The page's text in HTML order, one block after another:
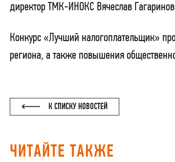
директор ТМК-ИНОКС Вячеслав
Конкурс «Лучший налогоплательщик»
региона, а также повышения
К СПИСКУ НОВОСТЕЙ
ЧИТАЙТЕ ТАКЖЕ